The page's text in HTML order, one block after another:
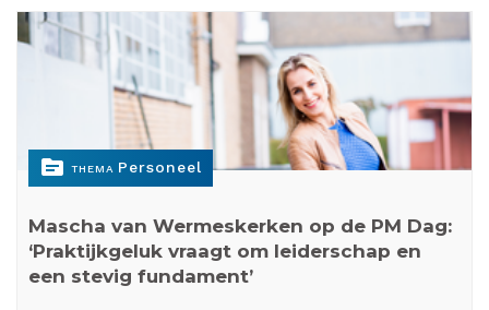
topic THEMA Personeel
Mascha van Wermeskerken op de PM Dag:
‘Praktijkgeluk vraagt om leiderschap en
een stevig fundament’